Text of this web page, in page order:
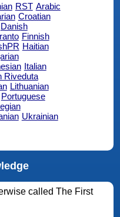
RST Arabic
Croatian
Danish
Finnish
Haitian
Italian
Riveduta
Lithuanian
Portuguese
Ukrainian
called The First